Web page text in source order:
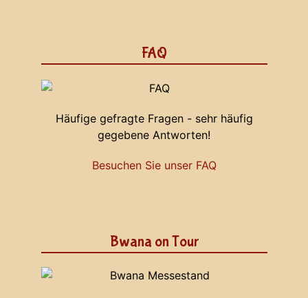
FAQ
Häufige gefragte Fragen - sehr häufig
gegebene Antworten!
Besuchen Sie unser FAQ
Bwana on Tour